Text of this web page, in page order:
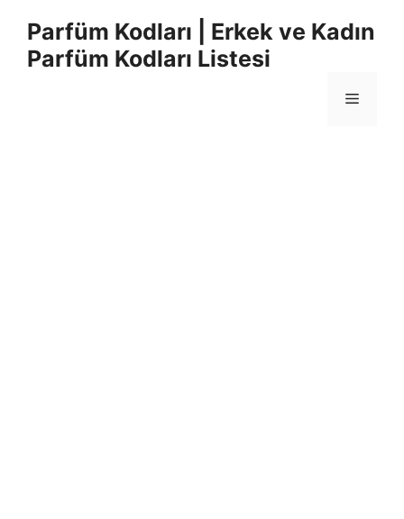
Parfüm Kodları | Erkek ve Kadın
Parfüm Kodları Listesi
Menü